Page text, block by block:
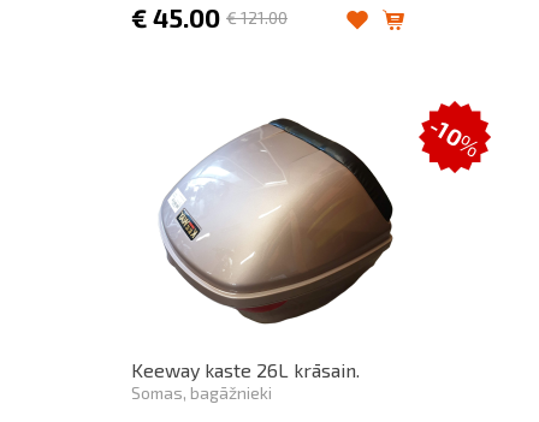
€ 45.00 €121.00
Keeway kaste 26L krāsain.
Somas, bagāžnieki
-10%